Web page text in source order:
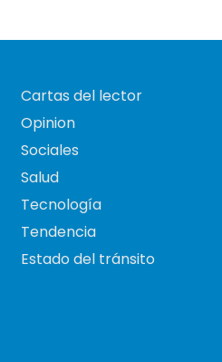
Cartas del lector
Opinion
Sociales
Salud
Tecnología
Tendencia
Estado del tránsito